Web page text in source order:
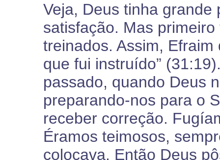
Veja, Deus tinha
satisfação. Mas
treinados. Assim,
que fui instruído”
passado, quando Deus
preparando-nos para o
receber correção.
Éramos teimosos,
colocava. Então Deus